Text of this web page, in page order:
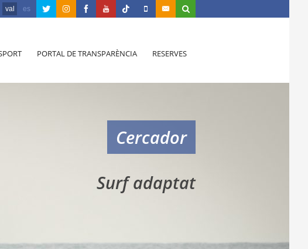
val es
PORTAL DE TRANSPARÈNCIA RESERVES
Cercador
Surf adaptat